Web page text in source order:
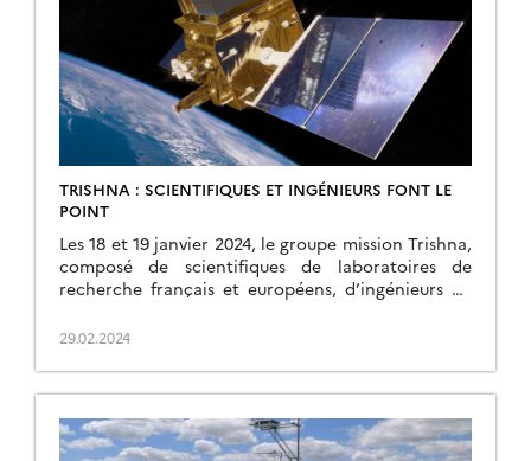
TRISHNA : SCIENTIFIQUES ET INGÉNIEURS FONT LE
POINT
Les 18 et 19 janvier 2024, le groupe mission Trishna,
composé de scientifiques de laboratoires de
recherche français et européens, d’ingénieurs du
en hybride au CESBIO pour faire le point sur la
personnes mobilisées sur les différentes facettes
du […]
29.02.2024